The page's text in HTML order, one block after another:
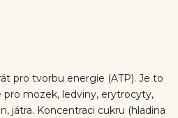
pro tvorbu energie (ATP). Je to
mozek, ledviny, erytrocyty,
játra. Koncentraci cukru (hladina